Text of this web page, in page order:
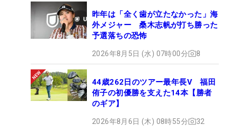
昨年は「全く歯が立たなかった」海
外メジャー 桑木志帆が打ち勝った
予選落ちの恐怖
2026年8月5日 (水) 07時00分 8
44歳262日のツアー最年長V 福田
侑子の初優勝を支えた14本【勝者
のギア】
2026年8月6日 (木) 08時55分 32